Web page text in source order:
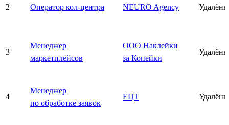
2 Оператор кол-центра NEURO Agency
3
Менеджер
маркетплейсов
ООО Наклейки
за Копейки
4
Менеджер
по обработке заявок
ЕЦТ